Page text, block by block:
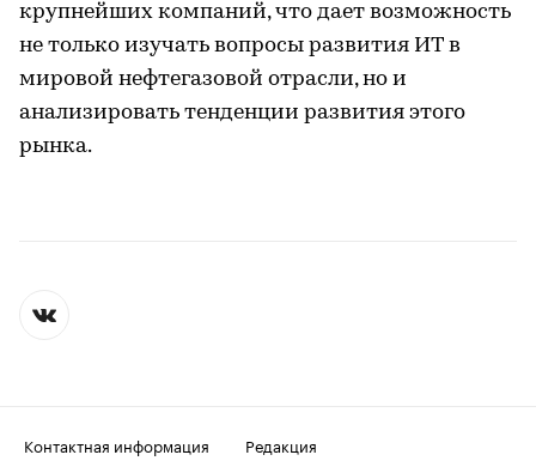
крупнейших компаний, что дает возможность
не только изучать вопросы развития ИТ в
мировой нефтегазовой отрасли, но и
анализировать тенденции развития этого
рынка.
Контактная информация
Редакция